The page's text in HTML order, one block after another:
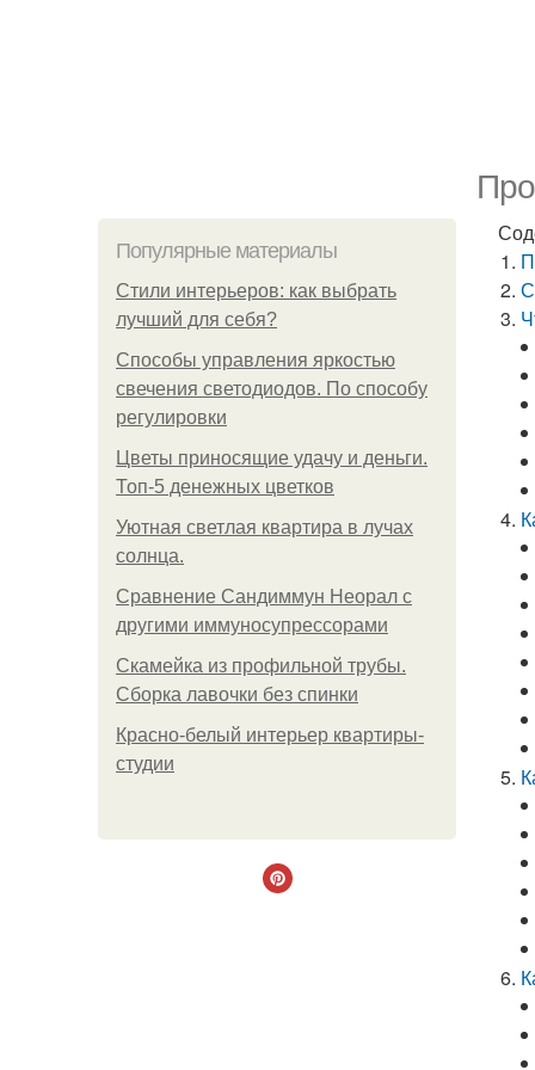
Популярные материалы
Стили интерьеров: как выбрать
лучший для себя?
Способы управления яркостью
свечения светодиодов. По способу
регулировки
Цветы приносящие удачу и деньги.
Топ-5 денежных цветков
Уютная светлая квартира в лучах
солнца.
Сравнение Сандиммун Неорал с
другими иммуносупрессорами
Скамейка из профильной трубы.
Сборка лавочки без спинки
Красно-белый интерьер квартиры-
студии